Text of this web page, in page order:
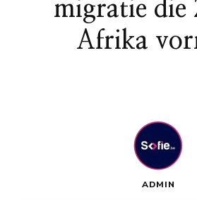
migratie
Afrika
ADMIN